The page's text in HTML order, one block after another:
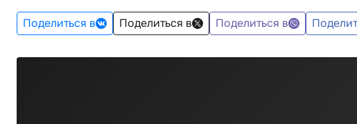
Поделиться в Поделиться в Поделиться в